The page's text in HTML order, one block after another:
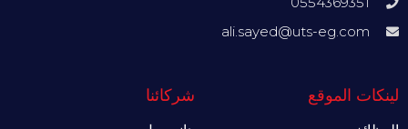
ali.sayed@uts-eg.com
لينكات الموقع شركائنا